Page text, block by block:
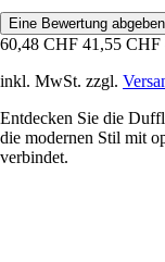
Eine Bewertung abgeben
60,48 CHF 41,55 CHF
inkl. MwSt. zzgl.
Entdecken Sie die
die modernen Stil mit
verbindet.